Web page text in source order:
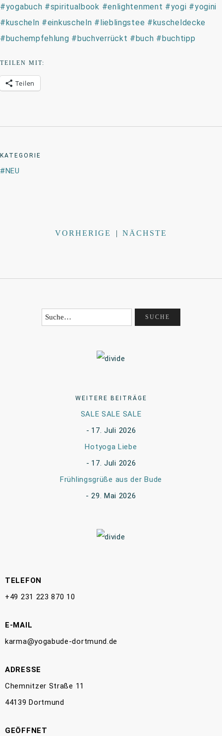
#yogabuch #spiritualbook #enlightenment #yogi #yogini
# kuscheln #einkuscheln # lieblingstee # kuscheldecke
# buchempfehlung # buchverrückt # buch # buchtipp
TEILEN MIT:
Teilen
KATEGORIE
NEU
VORHERIGE | NÄCHSTE
WEITERE BEITRÄGE
SALE SALE SALE
17. Juli 2026
Hotyoga Liebe
17. Juli 2026
Frühlingsgrüße aus der Bude
29. Mai 2026
TELEFON
+49 231 223 870 10
E-MAIL
karma@yogabude-dortmund.de
ADRESSE
Chemnitzer Straße 11
44139 Dortmund
GEÖFFNET